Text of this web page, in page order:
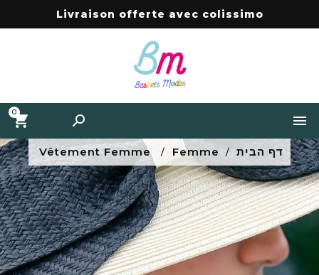
Livraison offerte avec colissimo
 
0
דף הבית Femme
Vêtement Femme